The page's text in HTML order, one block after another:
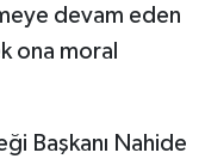
devam eden
ona moral
Başkanı Nahide